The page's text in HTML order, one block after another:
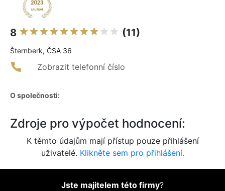
8 (11)
Šternberk, ČSA 36
Zobrazit telefonní číslo
O společnosti:
Zdroje pro výpočet hodnocení:
K těmto údajům mají přístup pouze přihlášení
uživatelé. Klikněte sem pro přihlášení.
Jste majitelem této firmy?